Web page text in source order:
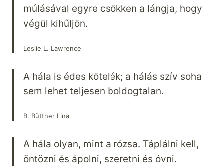
múlásával egyre csökken a lángja, hogy
végül kihűljön.
Leslie L. Lawrence
A hála is édes kötelék; a hálás szív soha
sem lehet teljesen boldogtalan.
B. Büttner Lina
A hála olyan, mint a rózsa. Táplálni kell,
öntözni és ápolni, szeretni és óvni.